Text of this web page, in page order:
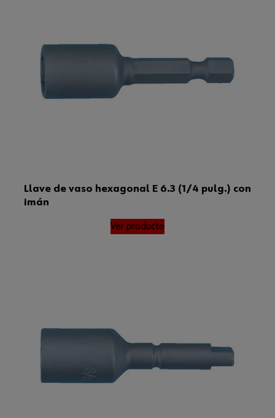
Llave de vaso hexagonal E 6.3 (1/4 pulg.) con
imán
Ver producto